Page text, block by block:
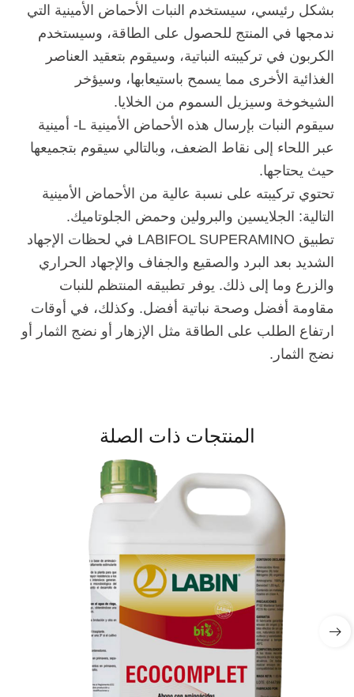
بشكل رئيسي، سيستخدم النبات الأحماض الأمينية التي
ندمجها في المنتج للحصول على الطاقة، وسيستخدم
الكربون في تركيبته النباتية، وسيقوم بتعقيد العناصر
الغذائية الأخرى مما يسمح باستيعابها، وسيؤخر
الشيخوخة وسيزيل السموم من الخلايا.
سيقوم النبات بإرسال هذه الأحماض الأمينية L- أمينية
عبر اللحاء إلى نقاط الضعف، وبالتالي سيقوم بتجميعها
حيث يحتاجها.
تحتوي تركيبته على نسبة عالية من الأحماض الأمينية
التالية: الجلايسين والبرولين وحمض الجلوتاميك.
تطبيق LABIFOL SUPERAMINO في لحظات الإجهاد
الشديد بعد البرد والصقيع والجفاف والإجهاد الحراري
والزرع وما إلى ذلك. يوفر تطبيقه المنتظم للنبات
مقاومة أفضل وصحة نباتية أفضل. وكذلك، في أوقات
ارتفاع الطلب على الطاقة مثل الإزهار أو نضج الثمار أو
نضج الثمار.
المنتجات ذات الصلة